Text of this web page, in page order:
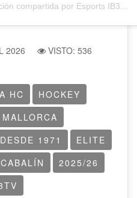
Una publicación compartida por Esports IB3 (@esportsib3)
2026 VISTO: 536
HC
HOCKEY
MALLORCA
DESDE 1971
ELITE
2025/26